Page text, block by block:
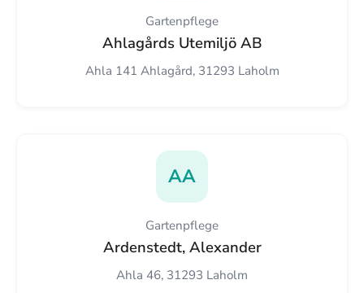
Gartenpflege
Ahlagårds Utemiljö AB
Ahla 141 Ahlagård, 31293 Laholm
AA
Gartenpflege
Ardenstedt, Alexander
Ahla 46, 31293 Laholm